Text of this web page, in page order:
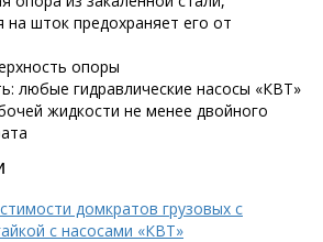
на шток предохраняет его от
опоры
любые гидравлические насосы «КВТ»
жидкости не менее двойного
домкратов грузовых с
с насосами «КВТ»